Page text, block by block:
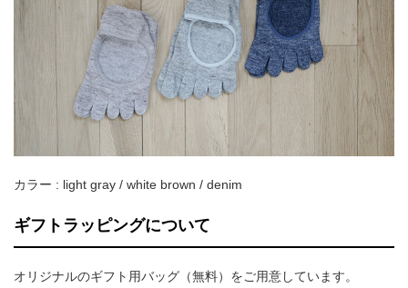
カラー : light gray / white brown / denim
ギフトラッピングについて
オリジナルのギフト用バッグ（無料）をご用意しています。